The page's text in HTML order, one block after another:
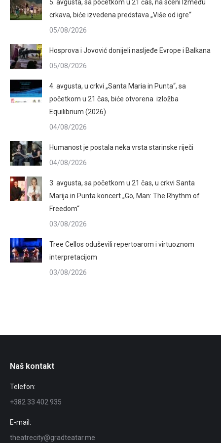
5. avgusta, sa početkom u 21 čas, na sceni Između
crkava, biće izvedena predstava „Više od igre“
05/08/2026
Hosprova i Jovović donijeli nasljeđe Evrope i Balkana
05/08/2026
4. avgusta, u crkvi „Santa Maria in Punta“, sa
početkom u 21 čas, biće otvorena izložba
Equilibrium (2026)
04/08/2026
Humanost je postala neka vrsta starinske riječi
04/08/2026
3. avgusta, sa početkom u 21 čas, u crkvi Santa
Marija in Punta koncert „Go, Man: The Rhythm of
Freedom“
03/08/2026
Tree Cellos oduševili repertoarom i virtuoznom
interpretacijom
03/08/2026
Naš kontakt
Telefon:
+382 33 402 935
E-mail:
theatrecity@gradteatar.me